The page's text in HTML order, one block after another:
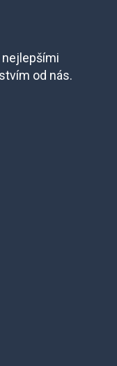
od nás.